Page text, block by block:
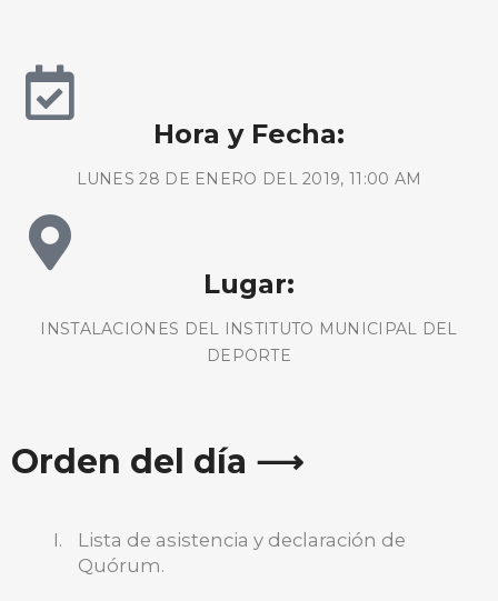
Hora y Fecha:
LUNES 28 DE ENERO DEL 2019, 11:00 AM
Lugar:
INSTALACIONES DEL INSTITUTO MUNICIPAL DEL
DEPORTE
Orden del día ⟶
Lista de asistencia y declaración de
Quórum.